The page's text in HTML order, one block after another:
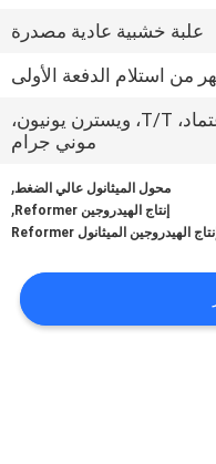
علبة خشبية عادية مصدرة
خطاب الاعتماد، T/T، ويسترن يونيون،
موني جرام
محول الميثانول عالي الضغط,
إنتاج الهيدروجين Reformer ,
إنتاج الهيدروجين الميثانول Reformer